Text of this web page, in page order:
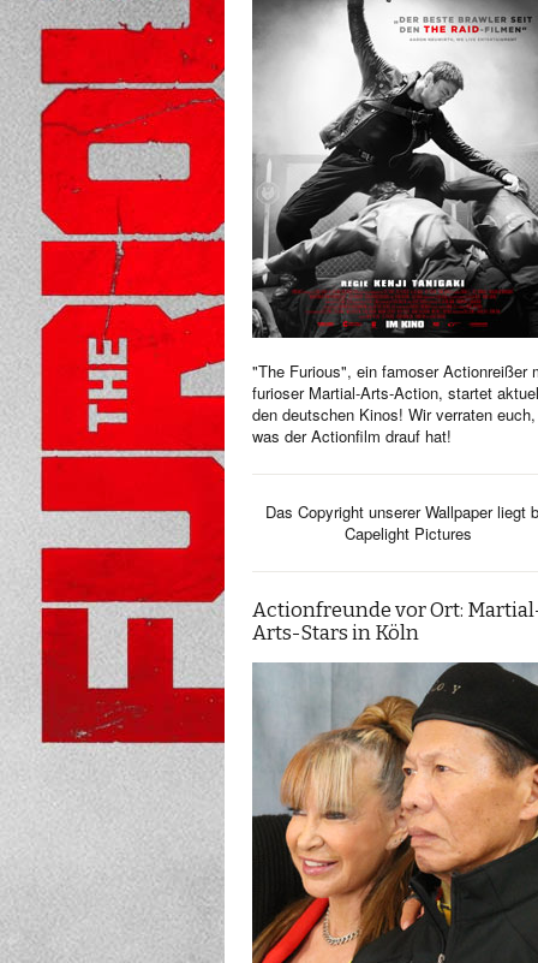
"The Furious", ein famoser Actionreißer
furioser Martial-Arts-Action, startet
den deutschen Kinos! Wir verraten euch,
was der Actionfilm drauf hat!
Das Copyright unserer Wallpaper liegt
Capelight Pictures
Actionfreunde vor Ort:
Arts-Stars in Köln